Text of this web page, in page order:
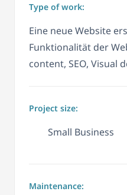
Type of work:
Eine neue Website
Funktionalität der
content, SEO, Visual
Project size:
Small Business
Maintenance: